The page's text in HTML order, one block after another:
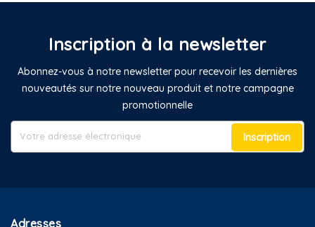
Inscription à la newsletter
Abonnez-vous à notre newsletter pour recevoir les dernières
nouveautés sur notre nouveau produit et notre campagne
promotionnelle
Inscription
Adresses